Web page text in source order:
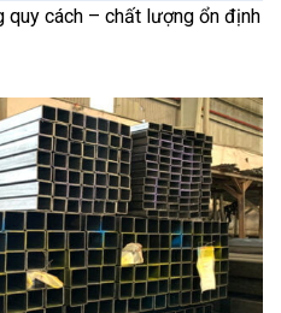
cách – chất lượng ổn định